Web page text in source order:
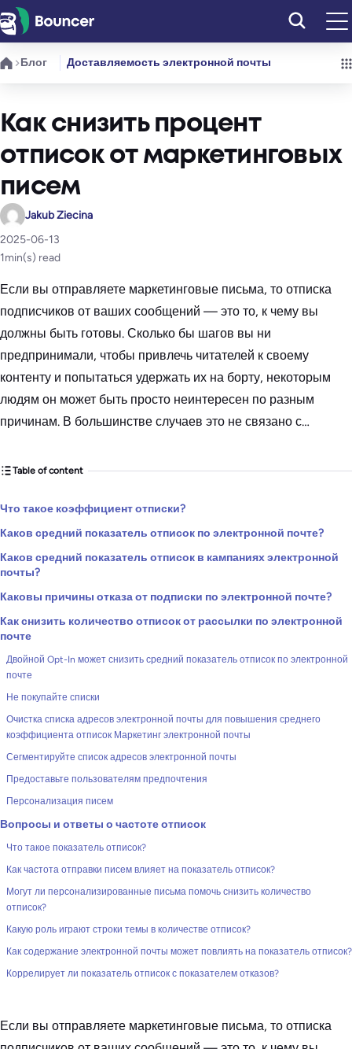
Перейти
к
содержимому
Блог Доставляемость электронной почты
Как снизить процент
отписок от маркетинговых
писем
Jakub Ziecina
2025-06-13
1min(s) read
Если вы отправляете маркетинговые письма, то отписка
подписчиков от ваших сообщений — это то, к чему вы
должны быть готовы. Сколько бы шагов вы ни
предпринимали, чтобы привлечь читателей к своему
контенту и попытаться удержать их на борту, некоторым
людям он может быть просто неинтересен по разным
причинам. В большинстве случаев это не связано с…
Table of content
Что такое коэффициент отписки?
Каков средний показатель отписок по электронной почте?
Каков средний показатель отписок в кампаниях электронной
почты?
Каковы причины отказа от подписки по электронной почте?
Как снизить количество отписок от рассылки по электронной
почте
Двойной Opt-In может снизить средний показатель отписок по электронной
почте
Не покупайте списки
Очистка списка адресов электронной почты для повышения среднего
коэффициента отписок Маркетинг электронной почты
Сегментируйте список адресов электронной почты
Предоставьте пользователям предпочтения
Персонализация писем
Вопросы и ответы о частоте отписок
Что такое показатель отписок?
Как частота отправки писем влияет на показатель отписок?
Могут ли персонализированные письма помочь снизить количество
отписок?
Какую роль играют строки темы в количестве отписок?
Как содержание электронной почты может повлиять на показатель отписок?
Коррелирует ли показатель отписок с показателем отказов?
Если вы отправляете маркетинговые письма, то отписка